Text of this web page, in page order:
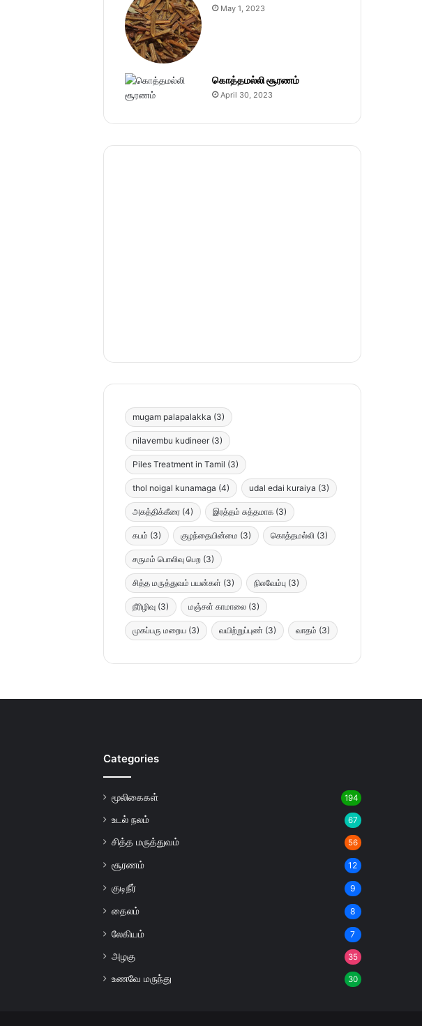
May 1, 2023
கொத்தமல்லி சூரணம்
April 30, 2023
mugam palapalakka (3)
nilavembu kudineer (3)
Piles Treatment in Tamil (3)
thol noigal kunamaga (4) udal edai kuraiya (3)
அகத்திக்கீரை (4) இரத்தம் சுத்தமாக (3)
கபம் (3) குழந்தையின்மை (3) கொத்தமல்லி (3)
சருமம் பொலிவு பெற (3)
சித்த மருத்துவம் பயன்கள் (3) நிலவேம்பு (3)
நீரிழிவு (3) மஞ்சள் காமாலை (3)
முகப்பரு மறைய (3) வயிற்றுப்புண் (3) வாதம் (3)
Categories
மூலிகைகள் 194
உடல் நலம் 67
சித்த மருத்துவம் 56
சூரணம் 12
குடிநீர் 9
தைலம் 8
லேகியம் 7
அழகு 35
உணவே மருந்து 30